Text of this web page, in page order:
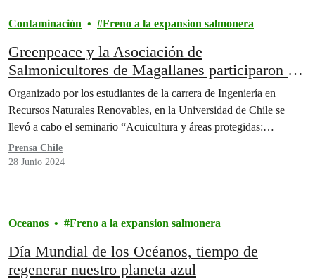
Contaminación Freno a la expansion salmonera
Greenpeace y la Asociación de
Salmonicultores de Magallanes participaron de
seminario invitados por estudiantes de la
Universidad de Chile
Organizado por los estudiantes de la carrera de Ingeniería en
Recursos Naturales Renovables, en la Universidad de Chile se
llevó a cabo el seminario “Acuicultura y áreas protegidas:…
Prensa Chile
28 Junio 2024
Oceanos Freno a la expansion salmonera
Día Mundial de los Océanos, tiempo de
regenerar nuestro planeta azul